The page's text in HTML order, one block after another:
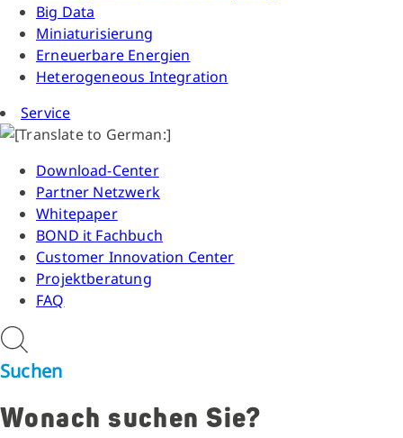
Big Data
Miniaturisierung
Erneuerbare Energien
Heterogeneous Integration
Service
Download-Center
Partner Netzwerk
Whitepaper
BOND it Fachbuch
Customer Innovation Center
Projektberatung
FAQ
Suchen
Wonach suchen Sie?